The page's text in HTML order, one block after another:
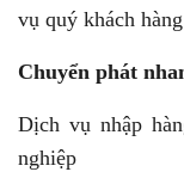
vụ quý khách
Chuyển phát
Dịch vụ nhập
nghiệp